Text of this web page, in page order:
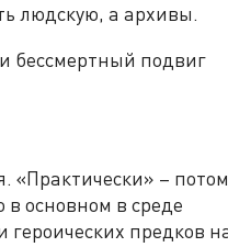
людскую, а архивы.
бессмертный подвиг
«Практически» –
основном в среде
предков